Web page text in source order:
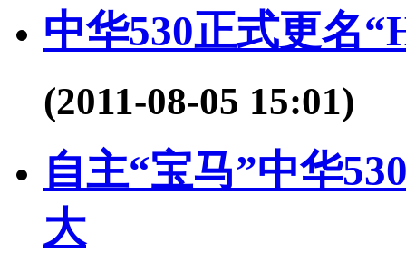
中华530正式更名
(2011-08-05 15:01)
自主“宝马”中华
大